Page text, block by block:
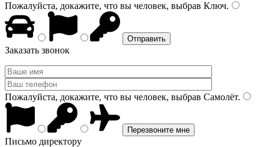
Пожалуйста, докажите, что вы человек, выбрав Ключ.
Заказать звонок
Пожалуйста, докажите, что вы человек, выбрав Самолёт.
Письмо директору